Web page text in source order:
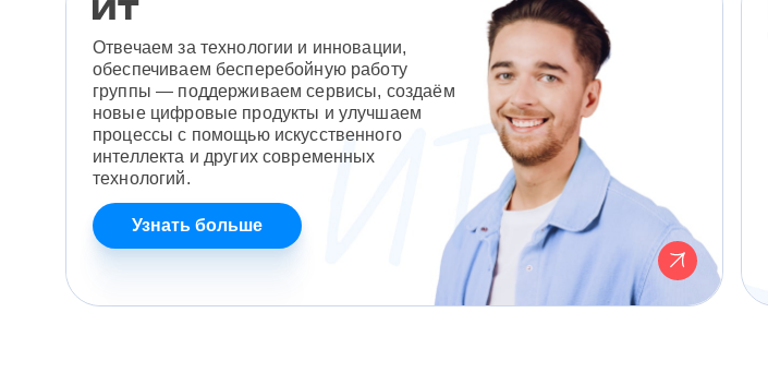
Отвечаем за технологии и инновации,
обеспечиваем бесперебойную работу
группы — поддерживаем сервисы, создаём
новые цифровые продукты и улучшаем
процессы с помощью искусственного
интеллекта и других современных
технологий.
Узнать больше